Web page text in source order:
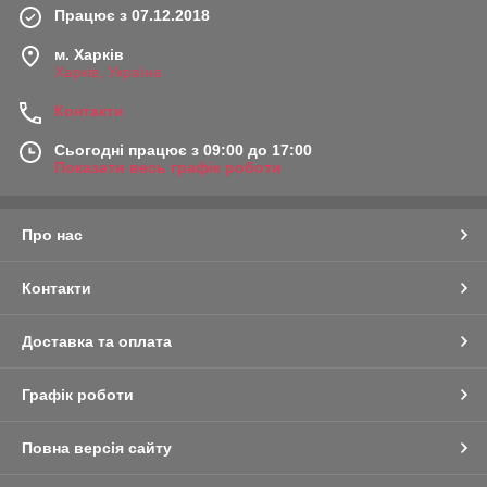
Працює з 07.12.2018
м. Харків
Харків, Україна
Контакти
Сьогодні працює з 09:00 до 17:00
Показати весь графік роботи
Про нас
Контакти
Доставка та оплата
Графік роботи
Повна версія сайту